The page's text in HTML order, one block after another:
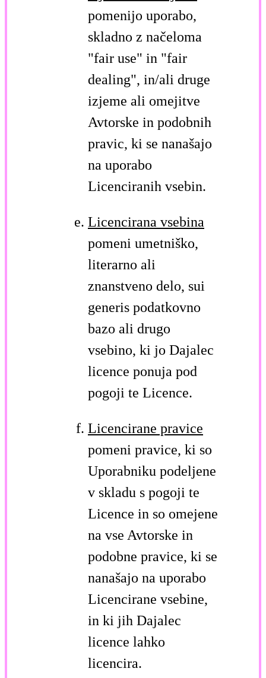
pomenijo uporabo,
skladno z načeloma
"fair use" in "fair
dealing", in/ali druge
izjeme ali omejitve
Avtorske in podobnih
pravic, ki se nanašajo
na uporabo
Licenciranih vsebin.
Licencirana vsebina
pomeni umetniško,
literarno ali
znanstveno delo, sui
generis podatkovno
bazo ali drugo
vsebino, ki jo Dajalec
licence ponuja pod
pogoji te Licence.
Licencirane pravice
pomeni pravice, ki so
Uporabniku podeljene
v skladu s pogoji te
Licence in so omejene
na vse Avtorske in
podobne pravice, ki se
nanašajo na uporabo
Licencirane vsebine,
in ki jih Dajalec
licence lahko
licencira.